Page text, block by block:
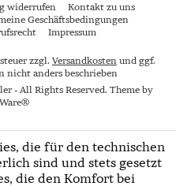
widerrufen
Kontakt zu uns
Geschäftsbedingungen
Impressum
zzgl. Versandkosten und ggf.
nicht anders beschrieben
- All Rights Reserved. Theme by
die für den technischen
sind und stets gesetzt
die den Komfort bei